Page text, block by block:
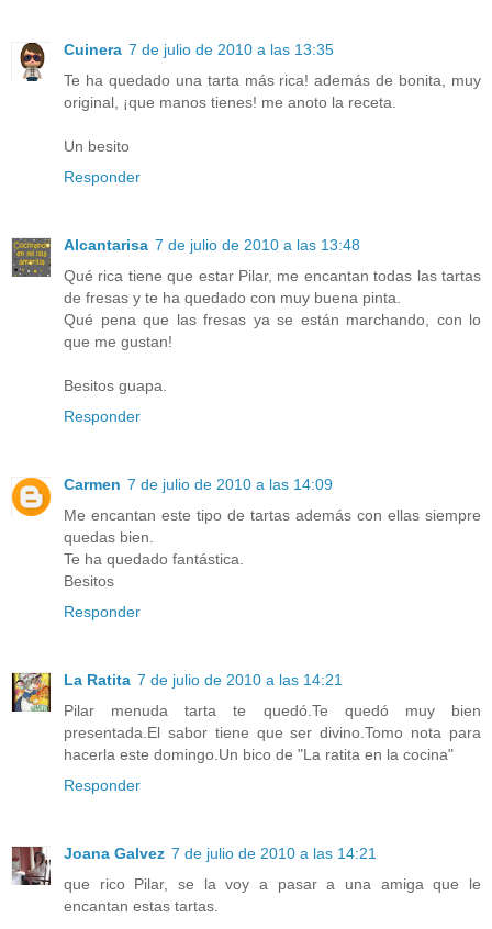
Cuinera 7 de julio de 2010 a las 13:35
Te ha quedado una tarta más rica! además de bonita, muy
original, ¡que manos tienes! me anoto la receta.
Un besito
Responder
Alcantarisa 7 de julio de 2010 a las 13:48
Qué rica tiene que estar Pilar, me encantan todas las tartas
de fresas y te ha quedado con muy buena pinta.
Qué pena que las fresas ya se están marchando, con lo
que me gustan!
Besitos guapa.
Responder
Carmen 7 de julio de 2010 a las 14:09
Me encantan este tipo de tartas además con ellas siempre
quedas bien.
Te ha quedado fantástica.
Besitos
Responder
La Ratita 7 de julio de 2010 a las 14:21
Pilar menuda tarta te quedó.Te quedó muy bien
presentada.El sabor tiene que ser divino.Tomo nota para
hacerla este domingo.Un bico de "La ratita en la cocina"
Responder
Joana Galvez 7 de julio de 2010 a las 14:21
que rico Pilar, se la voy a pasar a una amiga que le
encantan estas tartas.